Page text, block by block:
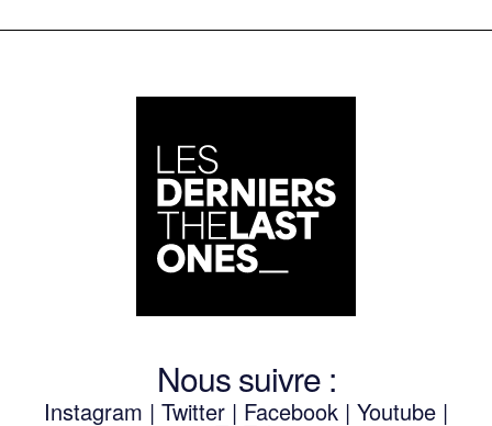
Nous suivre :
Instagram | Twitter | Facebook | Youtube |